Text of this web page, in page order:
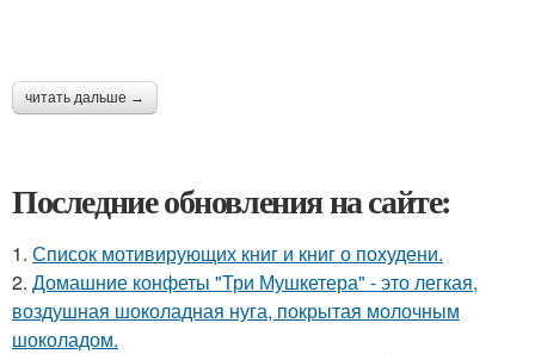
читать дальше →
Последние обновления на сайте:
1. Список мотивирующих книг и книг о похудени.
2. Домашние конфеты "Три Мушкетера" - это легкая,
воздушная шоколадная нуга, покрытая молочным
шоколадом.